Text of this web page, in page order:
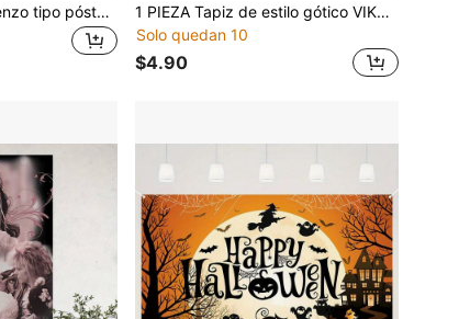
1 pieza Pintura en lienzo tipo póster de música sin marco, para decoración de pared en sala, comedor, cocina, dormitorio, sala de estar y otras habitaciones, cuadro de arte retro para decoración del hogar
1 PIEZA Tapiz de estilo gótico VIKAMA - Diseño de contraste rosa y negro con cuervos y calaveras; Decoración de pared temática para dormitorios, adecuada para colgar en salas de estar, dormitorios y otros espacios del hogar; Ideal para decoración junto a la cama.
Solo quedan 10
$4.90